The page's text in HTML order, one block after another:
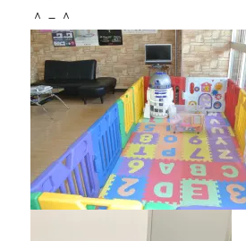
＾－＾